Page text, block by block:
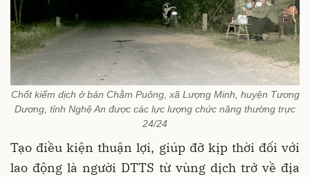
Chốt kiểm dịch ở bản Chằm Puông, xã Lượng Minh, huyện Tương
Dương, tỉnh Nghệ An được các lực lượng chức năng thường trực
24/24
Tạo điều kiện thuận lợi, giúp đỡ kịp thời đối với
lao động là người DTTS từ vùng dịch trở về địa